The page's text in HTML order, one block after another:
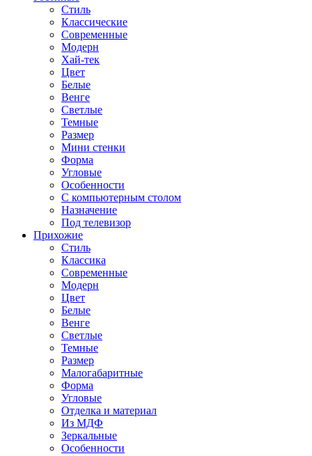
Стиль
Классические
Современные
Модерн
Хай-тек
Цвет
Белые
Венге
Светлые
Темные
Размер
Мини стенки
Форма
Угловые
Особенности
С компьютерным столом
Назначение
Под телевизор
Прихожие
Стиль
Классика
Современные
Модерн
Цвет
Белые
Венге
Светлые
Темные
Размер
Малогабаритные
Форма
Угловые
Отделка и материал
Из МДФ
Зеркальные
Особенности